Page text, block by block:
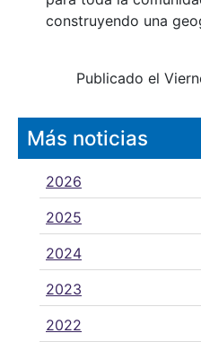
construyendo una
Publicado el
Más noticias
2026
2025
2024
2023
2022